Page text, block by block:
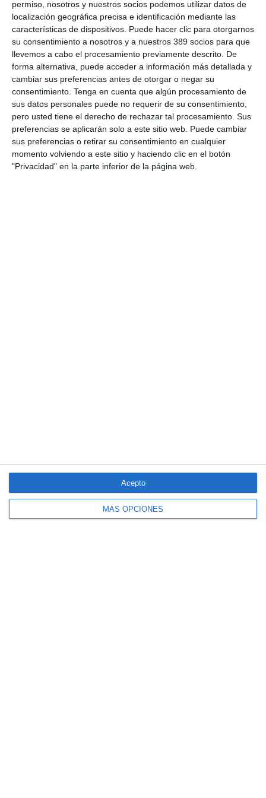
permiso, nosotros y nuestros socios podemos utilizar datos de
localización geográfica precisa e identificación mediante las
características de dispositivos. Puede hacer clic para otorgarnos
su consentimiento a nosotros y a nuestros 389 socios para que
llevemos a cabo el procesamiento previamente descrito. De
forma alternativa, puede acceder a información más detallada y
cambiar sus preferencias antes de otorgar o negar su
consentimiento. Tenga en cuenta que algún procesamiento de
sus datos personales puede no requerir de su consentimiento,
pero usted tiene el derecho de rechazar tal procesamiento. Sus
preferencias se aplicarán solo a este sitio web. Puede cambiar
sus preferencias o retirar su consentimiento en cualquier
momento volviendo a este sitio y haciendo clic en el botón
"Privacidad" en la parte inferior de la página web.
MÁS OPCIONES
Acepto
Munich Re alcanza un beneficio de casi 4.000 millones y
mantiene sus previsiones para 2026
Allianz gana un 15,5% más en el semestre y confirma sus
objetivos para 2026
Generali dispara un 51,4% el beneficio operativo del negocio de
No Vida en España en el semestre
AXA XL adquiere S-RM, consultora especializada en inteligencia
corporativa y ciberseguridad
El Colegio de Castilla-La Mancha y Mapfre refuerzan su
colaboración
Reale asegura la 72ª edición del Festival Internacional de Teatro
Clásico de Mérida
Aún quedan reglamentos pendientes para completar la Ley